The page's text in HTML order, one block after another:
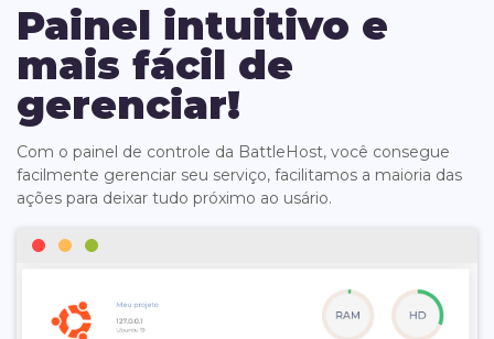
Painel intuitivo e
mais fácil de
gerenciar!
Com o painel de controle da BattleHost, você consegue
facilmente gerenciar seu serviço, facilitamos a maioria das
ações para deixar tudo próximo ao usário.